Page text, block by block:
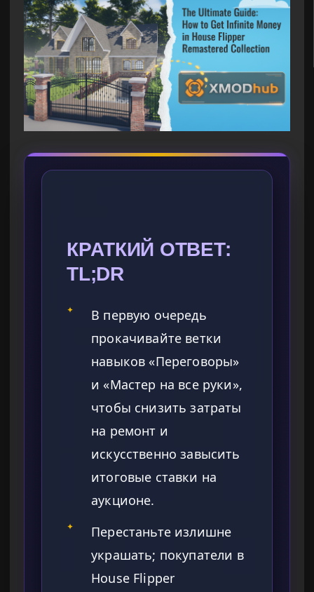
КРАТКИЙ ОТВЕТ:
TL;DR
✦
В первую очередь
прокачивайте ветки
навыков «Переговоры»
и «Мастер на все руки»,
чтобы снизить затраты
на ремонт и
искусственно завысить
итоговые ставки на
аукционе.
✦
Перестаньте излишне
украшать; покупатели в
House Flipper